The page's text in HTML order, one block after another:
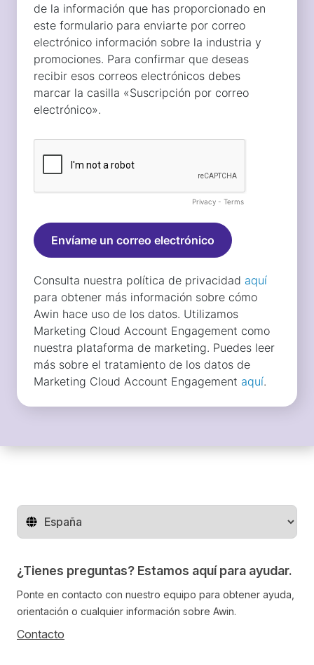
Cambiar de región
¿Tienes preguntas? Estamos aquí para ayudar.
Ponte en contacto con nuestro equipo para obtener ayuda,
orientación o cualquier información sobre Awin.
Contacto